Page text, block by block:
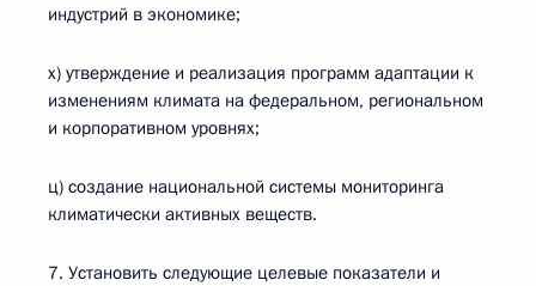
индустрий в экономике;
х) утверждение и реализация программ адаптации к
изменениям климата на федеральном, региональном
и корпоративном уровнях;
ц) создание национальной системы мониторинга
климатически активных веществ.
7. Установить следующие целевые показатели и